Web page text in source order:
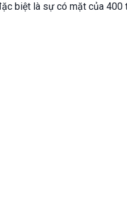
biệt là sự có mặt của